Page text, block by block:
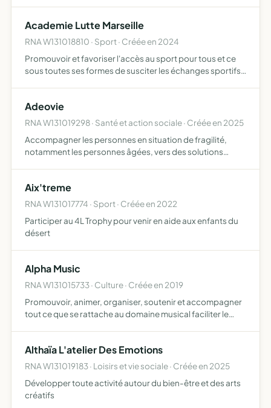
Academie Lutte Marseille
RNA W131018810 · Sport · Créée en 2024
Promouvoir et favoriser l'accès au sport pour tous et ce
sous toutes ses formes de susciter les échanges sportifs
Adeovie
RNA W131019298 · Santé et action sociale · Créée en 2025
Accompagner les personnes en situation de fragilité,
notamment les personnes âgées, vers des solutions
cogni…
Aix'treme
RNA W131017774 · Sport · Créée en 2022
Participer au 4L Trophy pour venir en aide aux enfants du
désert
Alpha Music
RNA W131015733 · Culture · Créée en 2019
Promouvoir, animer, organiser, soutenir et accompagner
tout ce que se rattache au domaine musical faciliter le
scéniqu…
Althaïa L'atelier Des Emotions
RNA W131019183 · Loisirs et vie sociale · Créée en 2025
Développer toute activité autour du bien-être et des arts
créatifs